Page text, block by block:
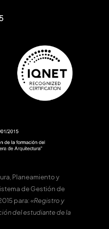
Planeamiento y
de Gestión de
para:«Registro y
del estudiante de la